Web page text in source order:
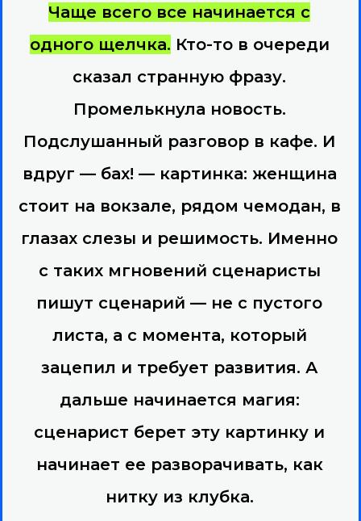
Чаще всего все начинается с
одного щелчка. Кто-то в очереди
сказал странную фразу.
Промелькнула новость.
Подслушанный разговор в кафе. И
вдруг — бах! — картинка: женщина
стоит на вокзале, рядом чемодан, в
глазах слезы и решимость. Именно
с таких мгновений сценаристы
пишут сценарий — не с пустого
листа, а с момента, который
зацепил и требует развития. А
дальше начинается магия:
сценарист берет эту картинку и
начинает ее разворачивать, как
нитку из клубка.